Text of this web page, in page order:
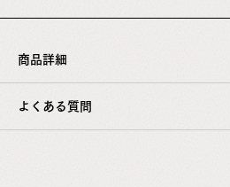
商品詳細
よくある質問